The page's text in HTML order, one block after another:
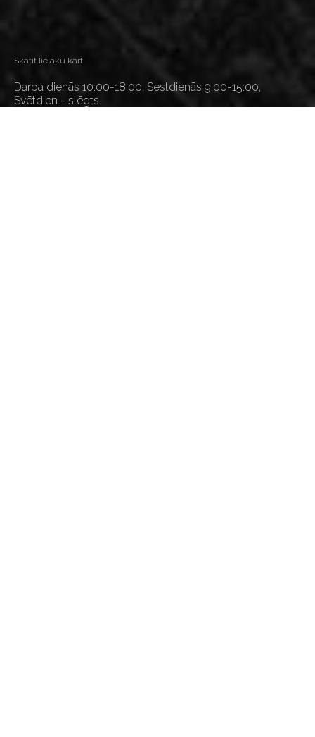
Skatīt lielāku karti
Darba dienās 10:00-18:00, Sestdienās 9:00-15:00,
Svētdien - slēgts